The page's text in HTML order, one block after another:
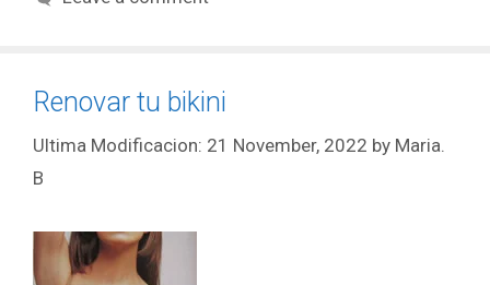
Renovar tu bikini
21 November, 2022 by Maria.
B